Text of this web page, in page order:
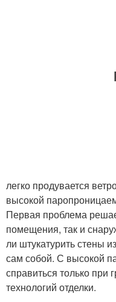
легко продувается
высокой
Первая проблема
помещения, так и
ли штукатурить стены
сам собой. С высокой
справиться только при
технологий отделки.